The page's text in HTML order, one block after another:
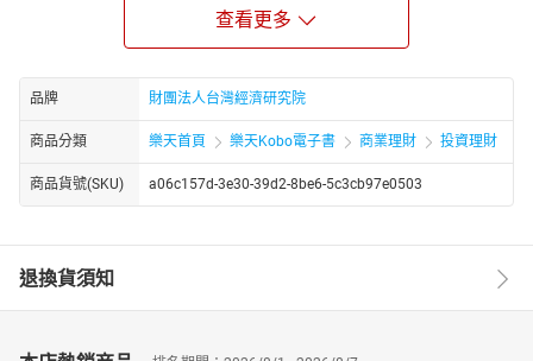
產業趨勢，以及推動方向與發展策略。 「2021台灣各產業景氣趨勢
調查報告」訂於2021年1月出版，該調查報告從國內外經濟到產
富，只要一書在手，對於國內外各產業經濟即可瞭若指掌。
查看更多
品牌 財團法人台灣經濟研究院
商品分類 樂天首頁 樂天Kobo電子書 商業理財 投資理財
商品貨號(SKU) a06c157d-3e30-39d2-8be6-5c3cb97e0503
退換貨須知